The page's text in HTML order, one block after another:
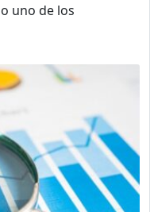
uno de los